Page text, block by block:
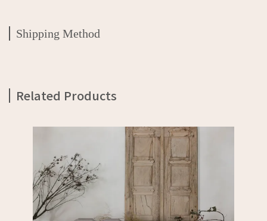
Shipping Method
Related Products